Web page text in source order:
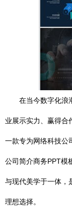
在当今数字化浪
业展示实力、赢得合
一款专为网络科技
公司简介商务PPT模
与现代美学于一体，
理想选择。